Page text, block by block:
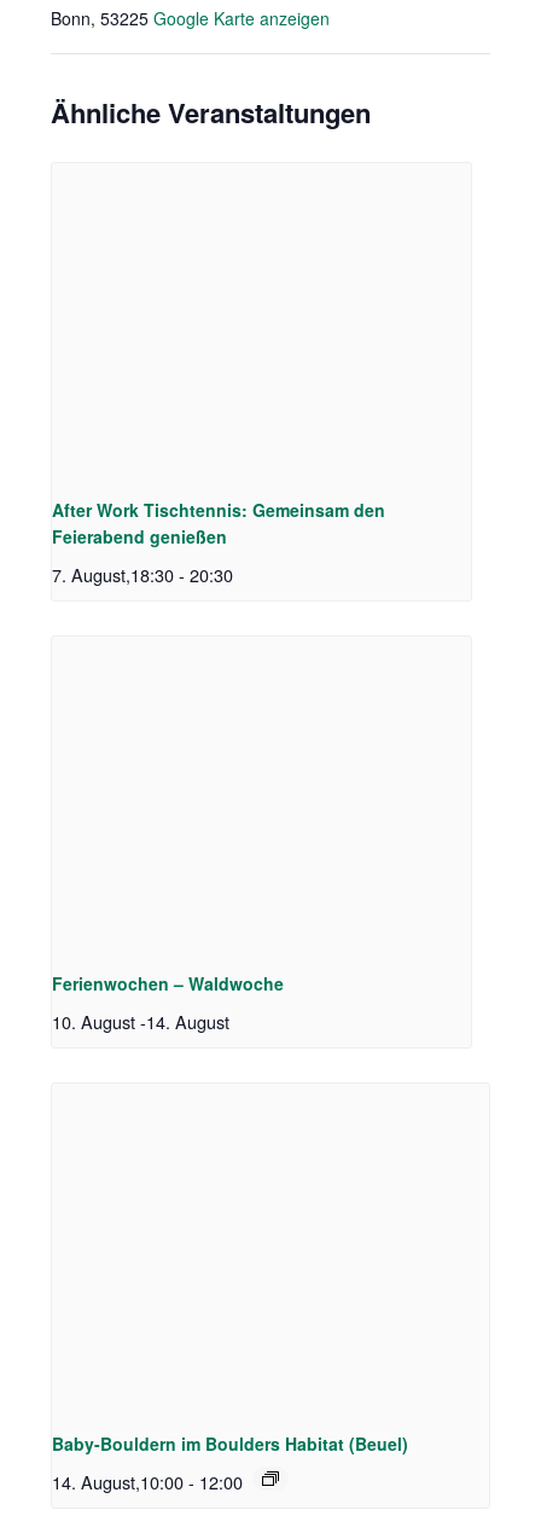
Bonn, 53225 Google Karte anzeigen
Ähnliche Veranstaltungen
After Work Tischtennis: Gemeinsam den
Feierabend genießen
7. August,18:30 - 20:30
Ferienwochen – Waldwoche
10. August -14. August
Baby-Bouldern im Boulders Habitat (Beuel)
14. August,10:00 - 12:00